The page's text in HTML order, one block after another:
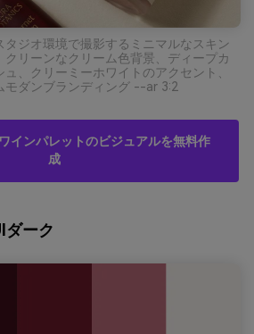
タジオ環境で撮影するミニマルなスキン
リーンなクリーム色背景、ディープカ
、クリーミーホワイトのアクセント、
モダンブランディング --ar 3:2
インパレットのビジュアルを無料作
成
ダーク